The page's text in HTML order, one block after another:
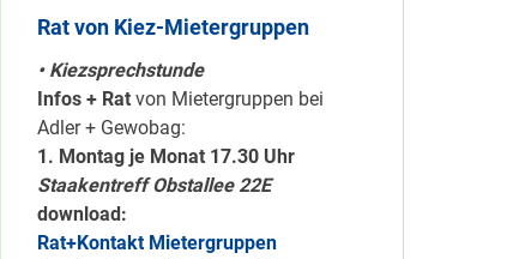
Rat von Kiez-Mietergruppen
• Kiezsprechstunde
Infos + Rat von Mietergruppen bei
Adler + Gewobag:
1. Montag je Monat 17.30 Uhr
Staakentreff Obstallee 22E
download:
Rat+Kontakt Mietergruppen